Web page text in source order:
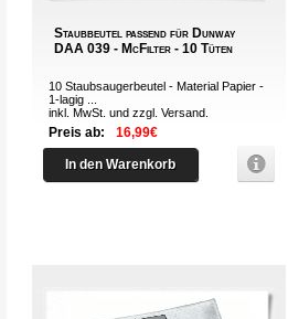
Staubbeutel passend für Dunway
DAA 039 - McFilter - 10 Tüten
10 Staubsaugerbeutel - Material Papier -
1-lagig ...
inkl. MwSt. und zzgl.Versand
Preis ab: 16,99€
In den Warenkorb